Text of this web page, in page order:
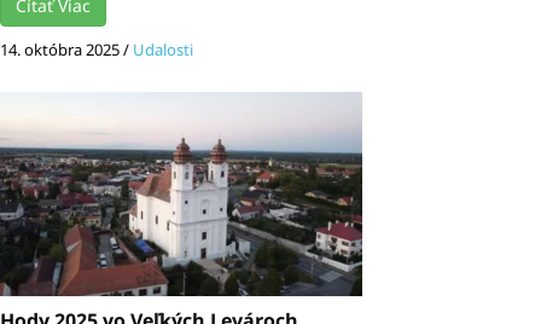
Čítať Viac
14. októbra 2025/ Udalosti